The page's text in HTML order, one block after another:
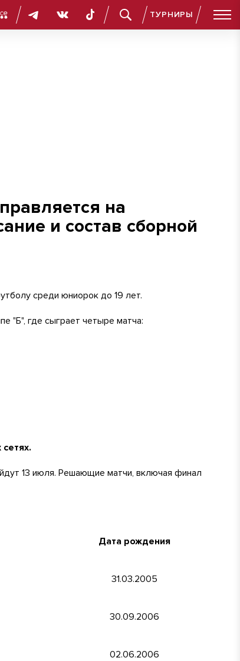
ТУРНИРЫ
Расписание и состав сборной
на
и состав сборной
среди юниорок до 19 лет.
"Б", где сыграет четыре матча:
13 июля. Решающие матчи, включая финал
Дата рождения
31.03.2005
30.09.2006
02.06.2006